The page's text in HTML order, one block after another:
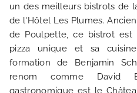
ACCUEIL
HOTEL ET
NOS
un des meilleurs bistrots de
de l'Hôtel Les Plumes.
de Poulpette, ce bistrot
pizza unique et sa
formation de Benjamin
renom comme David
gastronomique est le